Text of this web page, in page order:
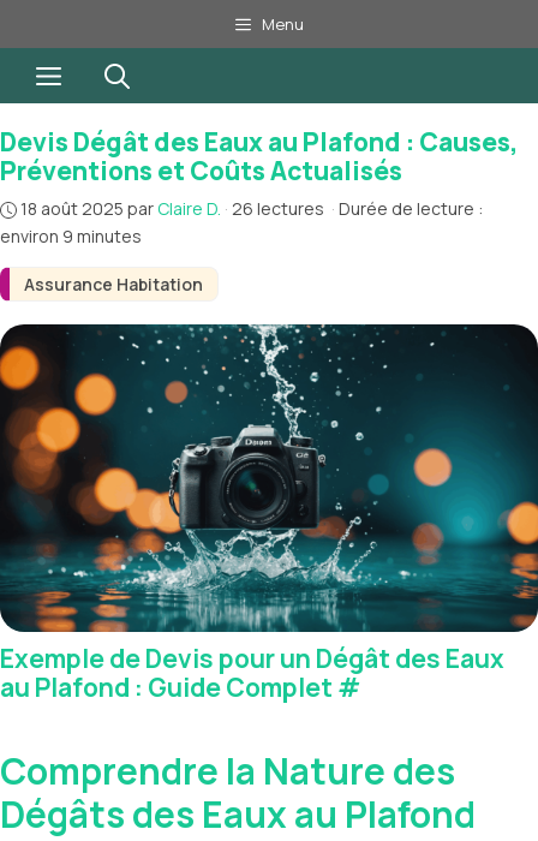
au
contenu
Menu
Menu
Assurance Habitation
Devis Dégât des Eaux au Plafond : Causes,
Préventions et Coûts Actualisés
18 août 2025 par Claire D. · 26 lectures · Durée de lecture :
environ 9 minutes
Exemple de Devis pour un Dégât des Eaux
au Plafond : Guide Complet #
Comprendre la Nature des
Dégâts des Eaux au Plafond